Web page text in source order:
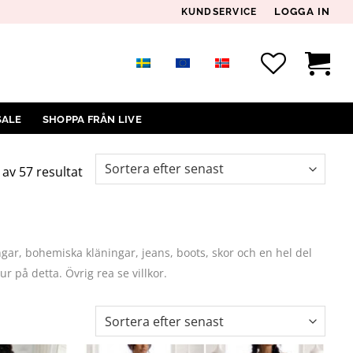
KUNDSERVICE LOGGA IN
SHOPPA FRÅN LIVE
57 resultatSortera
bohemiska kläningar, jeans, boots, skor och en hel del
på detta. Övrig rea se villkor.